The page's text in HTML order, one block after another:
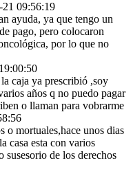
21 09:56:19
ayuda, ya que tengo un
pago, pero colocaron
por lo que no
caja ya prescribió ,soy
años q no puedo pagar
o llaman para vobrarme
o mortuales,hace unos dias
casa esta con varios
susesorio de los derechos